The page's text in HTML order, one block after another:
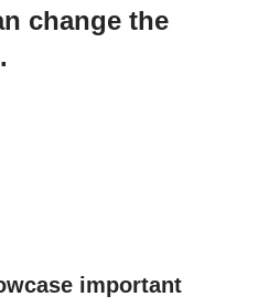
change the
important